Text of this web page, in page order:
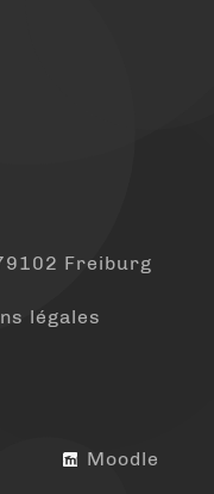
Freiburg
légales
Moodle